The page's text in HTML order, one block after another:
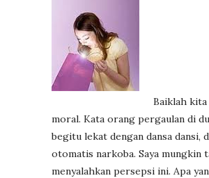
Baiklah kita
moral. Kata orang pergaulan di
begitu lekat dengan dansa dansi,
otomatis narkoba. Saya mungkin
menyalahkan persepsi ini. Apa